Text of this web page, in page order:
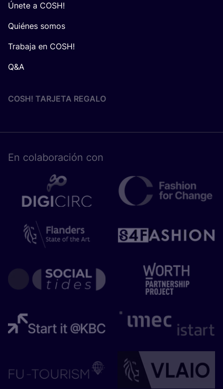
Únete a COSH!
Quiénes somos
Trabaja en COSH!
Q&A
COSH! TARJETA REGALO
En cola­bo­ra­ción con